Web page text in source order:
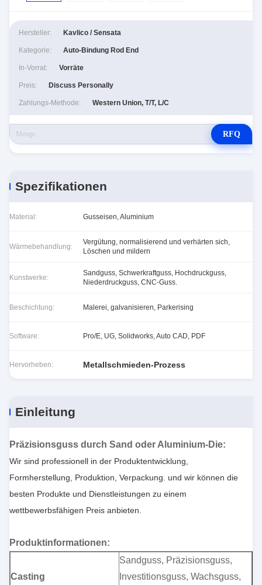
Hersteller: Kavlico / Sensata
Kategorie: Auto-Bindung Rod End
In-Vorrat: Vorräte
Preis: Discuss Personally
Zahlungs-Methode: Western Union, T/T, L/C
RFQ
Spezifikationen
Material: Gusseisen, Aluminium
Wärmebehandlung:
Vergütung, normalisierend und verhärten sich,
Löschen und mildern
Kunstwerke:
Sandguss, Schwerkraftguss, Hochdruckguss,
Niederdruckguss, CNC-Guss.
Beschichtung: Malerei, galvanisieren, Parkerising
Software: Pro/E, UG, Solidworks, Auto CAD, PDF
Hervorheben: Metallschmieden-Prozess
Einleitung
Präzisionsguss durch Sand oder Aluminium-Die:
Wir sind professionell in der Produktentwicklung,
Formherstellung, Produktion, Verpackung. und wir können die
besten Produkte und Dienstleistungen zu einem
wettbewerbsfähigen Preis anbieten.
Produktinformationen:
Casting
Sandguss, Präzisionsguss,
Investitionsguss, Wachsguss,